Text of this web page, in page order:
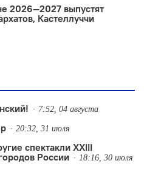
2026—2027 выпустят
Кастеллуччи
7:52, 04 августа
20:32, 31 июля
спектакли XXIII
России
18:16, 30 июля